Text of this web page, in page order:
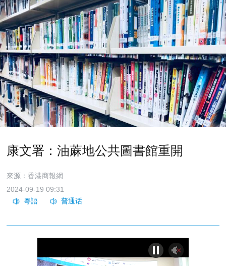
康文署：油蔴地公共圖書館重開
來源：香港商報網
2024-09-19 09:31